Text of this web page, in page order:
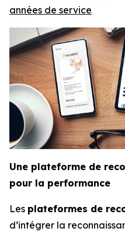
années de service
Une plateforme de
pour la performance
Les plateformes de
d’intégrer la